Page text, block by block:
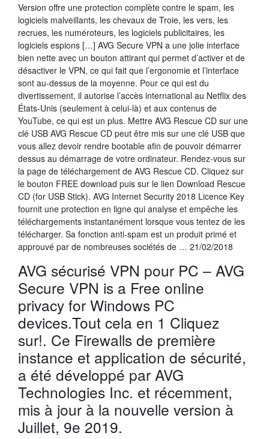
Version offre une protection complète contre le spam, les
logiciels malveillants, les chevaux de Troie, les vers, les
recrues, les numéroteurs, les logiciels publicitaires, les
logiciels espions […] AVG Secure VPN a une jolie interface
bien nette avec un bouton attirant qui permet d’activer et de
désactiver le VPN, ce qui fait que l’ergonomie et l’interface
sont au-dessus de la moyenne. Pour ce qui est du
divertissement, il autorise l’accès international au Netflix des
États-Unis (seulement à celui-là) et aux contenus de
YouTube, ce qui est un plus. Mettre AVG Rescue CD sur une
clé USB AVG Rescue CD peut être mis sur une clé USB que
vous allez devoir rendre bootable afin de pouvoir démarrer
dessus au démarrage de votre ordinateur. Rendez-vous sur
la page de téléchargement de AVG Rescue CD. Cliquez sur
le bouton FREE download puis sur le lien Download Rescue
CD (for USB Stick). AVG Internet Security 2018 Licence Key
fournit une protection en ligne qui analyse et empêche les
téléchargements instantanément lorsque vous tentez de les
télécharger. Sa fonction anti-spam est un produit primé et
approuvé par de nombreuses sociétés de … 21/02/2018
AVG sécurisé VPN pour PC – AVG
Secure VPN is a Free online
privacy for Windows PC
devices.Tout cela en 1 Cliquez
sur!. Ce Firewalls de première
instance et application de sécurité,
a été développé par AVG
Technologies Inc. et récemment,
mis à jour à la nouvelle version à
Juillet, 9e 2019.